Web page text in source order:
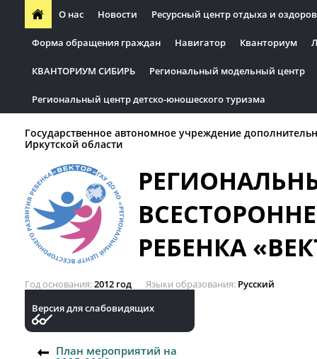
О нас Новости Ресурсный центр отдыха и
Форма обращения граждан Навигатор Кванториум
КВАНТОРИУМ СИБИРЬ Региональный модельный центр
Региональный центр детско-юношеского туризма
Государственное автономное учреждение
Иркутской области
РЕБЕНКА
Год основания 2012 год Языки образования Русский
Версия для слабовидящих
План мероприятий на